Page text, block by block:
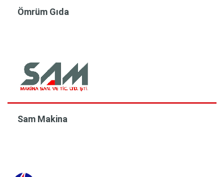
Ömrüm Gıda
Sam Makina